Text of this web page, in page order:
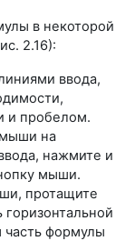
в некоторой
2.16):
ввода,
и пробелом.
мыши на
нажмите и
мыши.
протащите
часть формулы